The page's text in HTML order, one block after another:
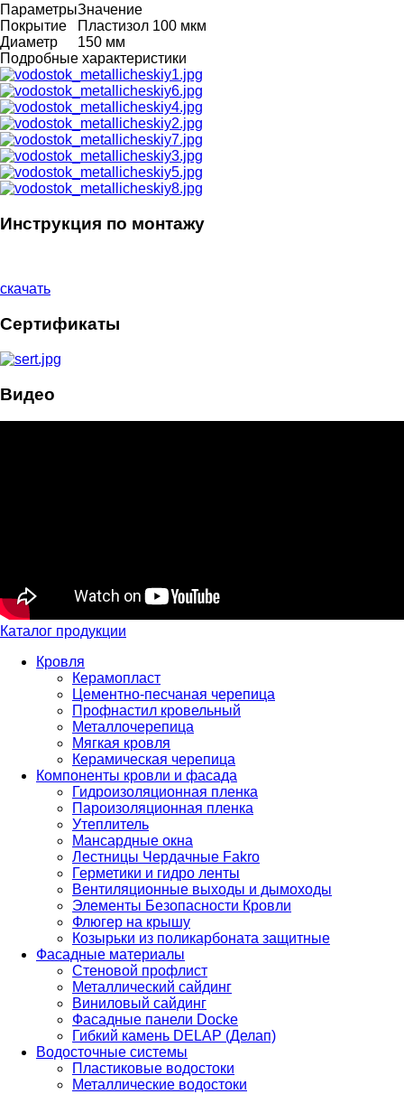
ПараметрыЗначение
Покрытие
Пластизол 100 мкм
Диаметр
150 мм
Подробные характеристики
Инструкция по монтажу
скачать
Сертификаты
Видео
Каталог продукции
Кровля
Керамопласт
Цементно-песчаная черепица
Профнастил кровельный
Металлочерепица
Мягкая кровля
Керамическая черепица
Компоненты кровли и фасада
Гидроизоляционная пленка
Пароизоляционная пленка
Утеплитель
Мансардные окна
Лестницы Чердачные Fakro
Герметики и гидро ленты
Вентиляционные выходы и дымоходы
Элементы Безопасности Кровли
Флюгер на крышу
Козырьки из поликарбоната защитные
Фасадные материалы
Стеновой профлист
Металлический сайдинг
Виниловый сайдинг
Фасадные панели Docke
Гибкий камень DELAP (Делап)
Водосточные системы
Пластиковые водостоки
Металлические водостоки